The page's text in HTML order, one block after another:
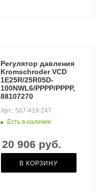
Регулятор давления
Kromschroder VCD
1E25R/25R05D-
100NWL6/PPPP/PPPP,
88107270
Есть в наличии
Арт.: 507-419-247
20 906 руб.
В КОРЗИНУ